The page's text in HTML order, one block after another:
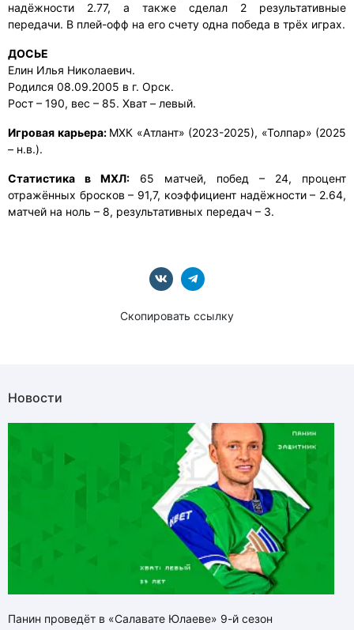
надёжности 2.77, а также сделал 2 результативные
передачи. В плей-офф на его счету одна победа в трёх играх.
ДОСЬЕ
Елин Илья Николаевич.
Родился 08.09.2005 в г. Орск.
Рост – 190, вес – 85. Хват – левый.
Игровая карьера: МХК «Атлант» (2023-2025), «Толпар» (2025
– н.в.).
Статистика в МХЛ: 65 матчей, побед – 24, процент
отражённых бросков – 91,7, коэффициент надёжности – 2.64,
матчей на ноль – 8, результативных передач – 3.
Скопировать ссылку
Новости
Панин проведёт в «Салавате Юлаеве» 9-й сезон